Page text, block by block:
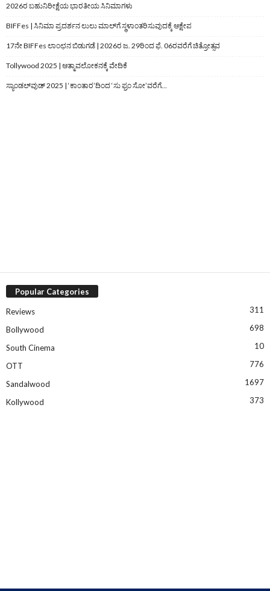
2026ರ ಬಹುನಿರೀಕ್ಷೆಯ ಭಾರತೀಯ ಸಿನಿಮಾಗಳು
BIFFes | ಸಿನಿಮಾ ಪ್ರದರ್ಶನ ಲುಲು ಮಾಲ್‌ಗೆ ಸ್ಥಳಾಂತರಿಸುವುದಕ್ಕೆ ಆಕ್ಷೇಪ
17ನೇ BIFFes ಲಾಂಛನ ಬಿಡುಗಡೆ | 2026ರ ಜ. 29ರಿಂದ ಫೆ. 06ರವರೆಗೆ ಚಿತ್ರೋತ್ಸವ
Tollywood 2025 | ಆತ್ಮಾವಲೋಕನಕ್ಕೆ ವೇದಿಕೆ
ಸ್ಯಾಂಡಲ್‌ವುಡ್‌ 2025 | ‘ಕಾಂತಾರ’ದಿಂದ ‘ಸು ಫ್ರಂ ಸೋ’ವರೆಗೆ…
Popular Categories
Reviews 311
Bollywood 698
South Cinema 10
OTT 776
Sandalwood 1697
Kollywood 373